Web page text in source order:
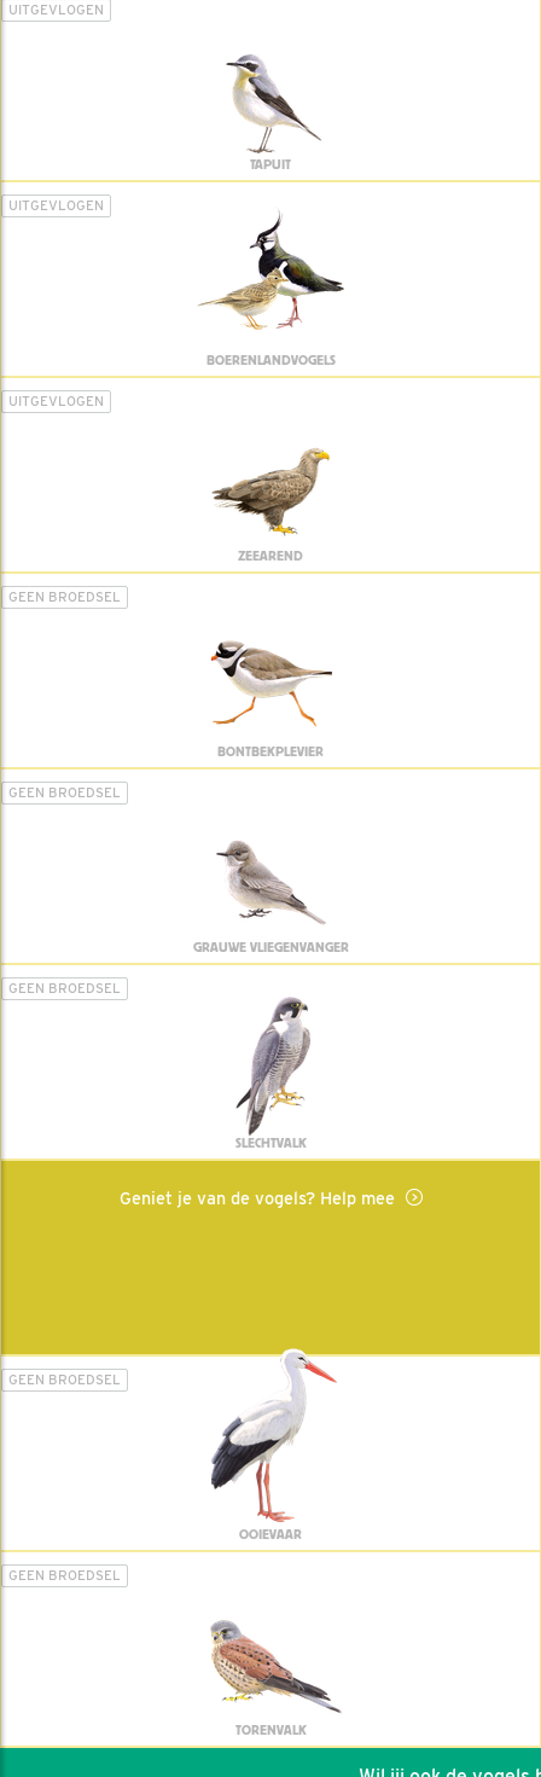
UITGEVLOGEN
TAPUIT
UITGEVLOGEN
BOERENLANDVOGELS
UITGEVLOGEN
ZEEAREND
GEEN BROEDSEL
BONTBEKPLEVIER
GEEN BROEDSEL
GRAUWE VLIEGENVANGER
GEEN BROEDSEL
SLECHTVALK
Geniet je van de vogels? Help mee
GEEN BROEDSEL
OOIEVAAR
GEEN BROEDSEL
TORENVALK